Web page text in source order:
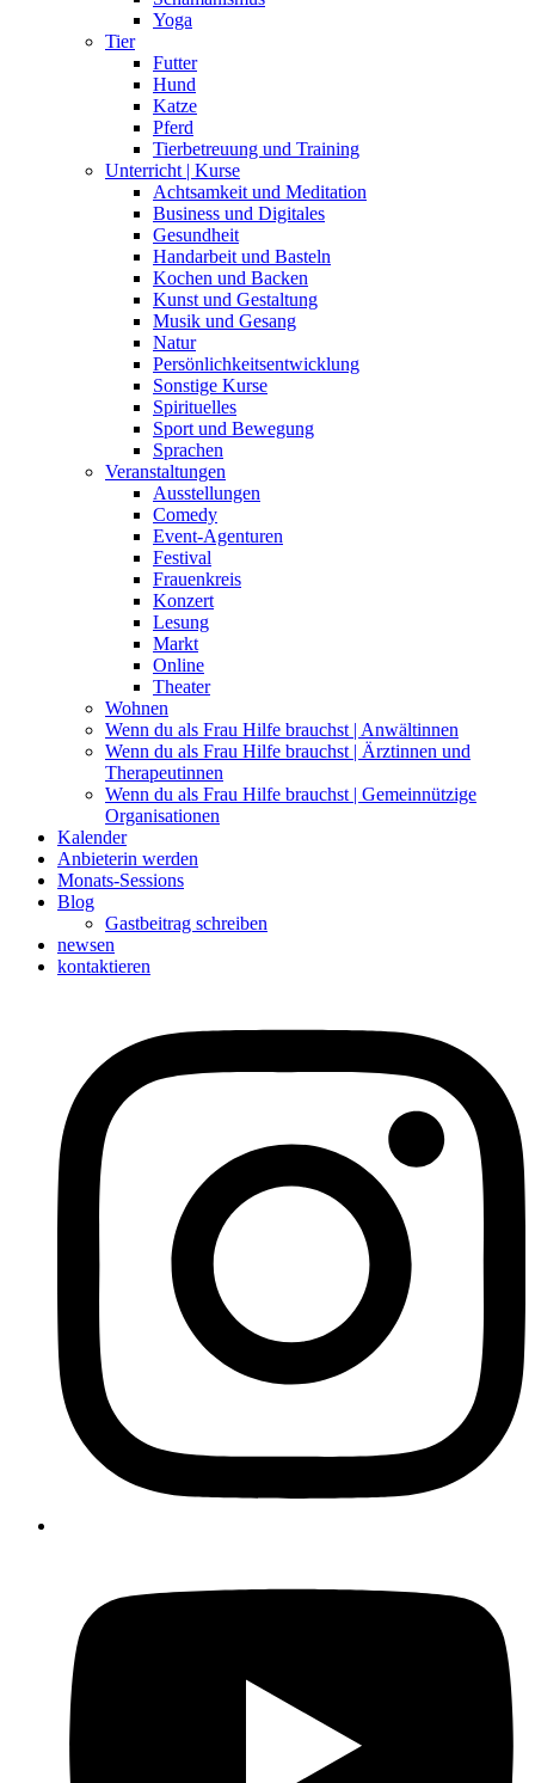
Yoga
Tier
Futter
Hund
Katze
Pferd
Tierbetreuung und Training
Unterricht | Kurse
Achtsamkeit und Meditation
Business und Digitales
Gesundheit
Handarbeit und Basteln
Kochen und Backen
Kunst und Gestaltung
Musik und Gesang
Natur
Persönlichkeitsentwicklung
Sonstige Kurse
Spirituelles
Sport und Bewegung
Sprachen
Veranstaltungen
Ausstellungen
Comedy
Event-Agenturen
Festival
Frauenkreis
Konzert
Lesung
Markt
Online
Theater
Wohnen
Wenn du als Frau Hilfe brauchst | Anwältinnen
Wenn du als Frau Hilfe brauchst | Ärztinnen und
Therapeutinnen
Wenn du als Frau Hilfe brauchst | Gemeinnützige
Organisationen
Kalender
Anbieterin werden
Monats-Sessions
Blog
Gastbeitrag schreiben
newsen
kontaktieren